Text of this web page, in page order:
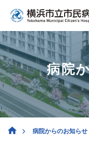
病院
病院からのお知らせ